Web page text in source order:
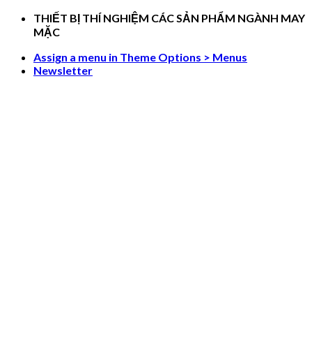
Skip
THIẾT BỊ THÍ NGHIỆM CÁC SẢN PHẨM NGÀNH MAY
MẶC
Assign a menu in Theme Options > Menus
Newsletter